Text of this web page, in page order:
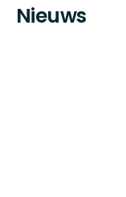
Nieuws